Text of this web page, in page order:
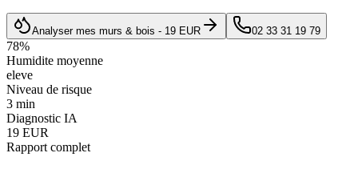
Analyser mes murs & bois - 19 EUR 02 33 31 19 79
78%
Humidite moyenne
eleve
Niveau de risque
3 min
Diagnostic IA
19 EUR
Rapport complet